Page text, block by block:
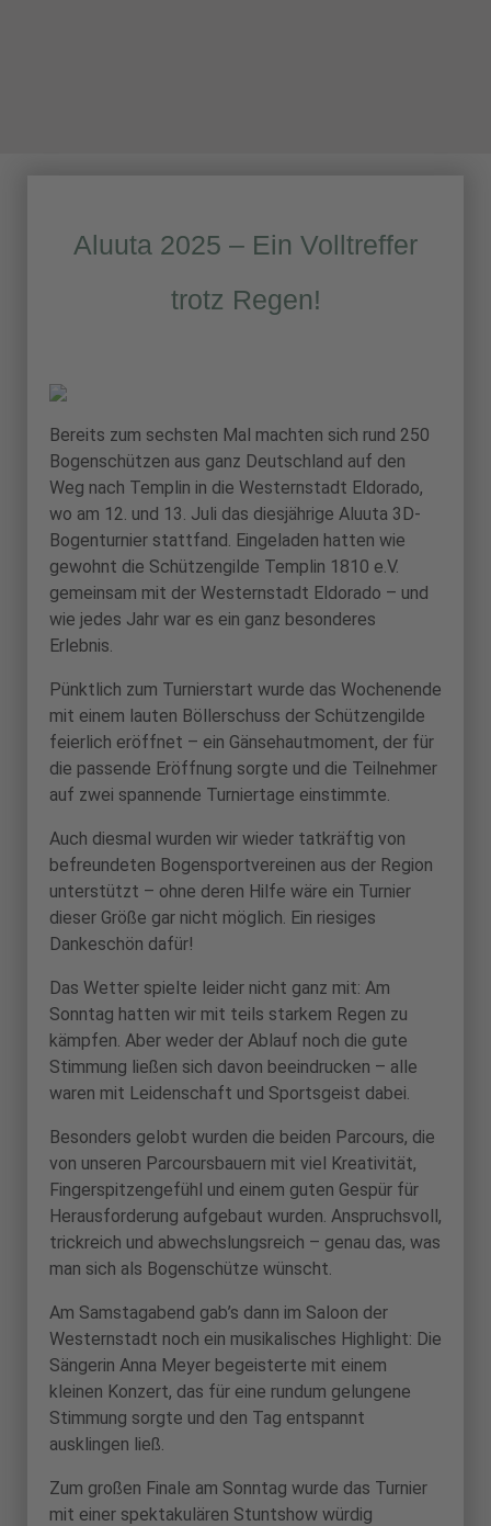
Aluuta 2025 – Ein Volltreffer
trotz Regen!
Bereits zum sechsten Mal machten sich rund 250
Bogenschützen aus ganz Deutschland auf den
Weg nach Templin in die Westernstadt Eldorado,
wo am 12. und 13. Juli das diesjährige Aluuta 3D-
Bogenturnier stattfand. Eingeladen hatten wie
gewohnt die Schützengilde Templin 1810 e.V.
gemeinsam mit der Westernstadt Eldorado – und
wie jedes Jahr war es ein ganz besonderes
Erlebnis.
Pünktlich zum Turnierstart wurde das Wochenende
mit einem lauten Böllerschuss der Schützengilde
feierlich eröffnet – ein Gänsehautmoment, der für
die passende Eröffnung sorgte und die Teilnehmer
auf zwei spannende Turniertage einstimmte.
Auch diesmal wurden wir wieder tatkräftig von
befreundeten Bogensportvereinen aus der Region
unterstützt – ohne deren Hilfe wäre ein Turnier
dieser Größe gar nicht möglich. Ein riesiges
Dankeschön dafür!
Das Wetter spielte leider nicht ganz mit: Am
Sonntag hatten wir mit teils starkem Regen zu
kämpfen. Aber weder der Ablauf noch die gute
Stimmung ließen sich davon beeindrucken – alle
waren mit Leidenschaft und Sportsgeist dabei.
Besonders gelobt wurden die beiden Parcours, die
von unseren Parcoursbauern mit viel Kreativität,
Fingerspitzengefühl und einem guten Gespür für
Herausforderung aufgebaut wurden. Anspruchsvoll,
trickreich und abwechslungsreich – genau das, was
man sich als Bogenschütze wünscht.
Am Samstagabend gab’s dann im Saloon der
Westernstadt noch ein musikalisches Highlight: Die
Sängerin Anna Meyer begeisterte mit einem
kleinen Konzert, das für eine rundum gelungene
Stimmung sorgte und den Tag entspannt
ausklingen ließ.
Zum großen Finale am Sonntag wurde das Turnier
mit einer spektakulären Stuntshow würdig